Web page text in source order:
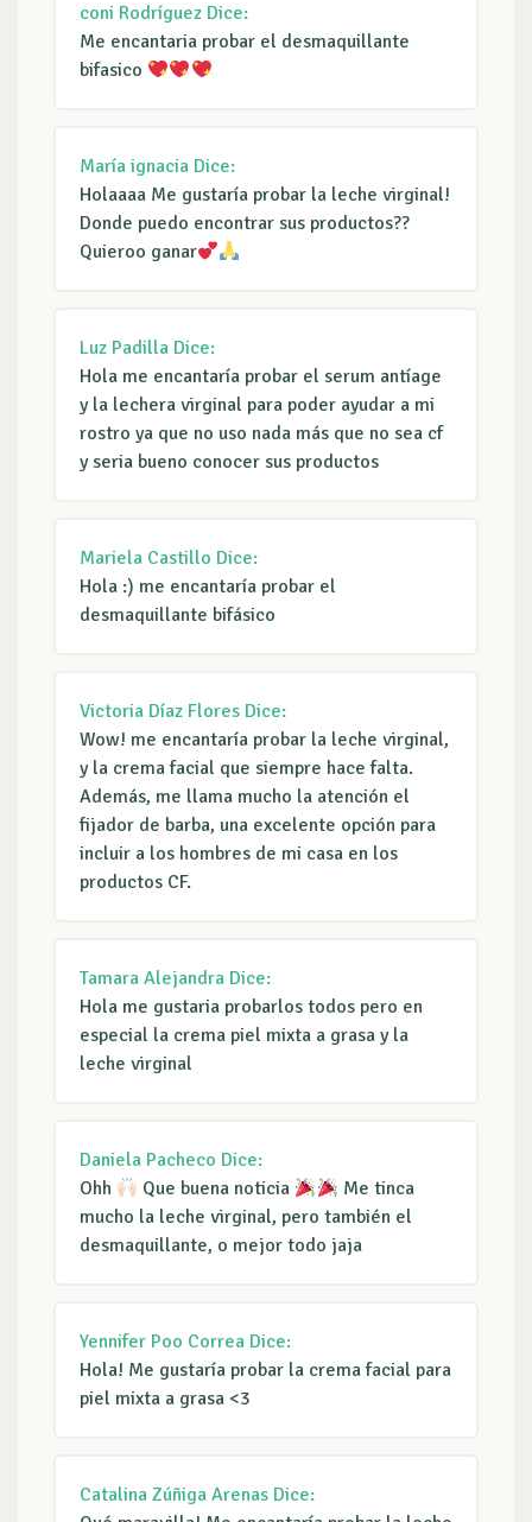
coni Rodríguez Dice:
Me encantaria probar el desmaquillante
bifasico
María ignacia Dice:
Holaaaa Me gustaría probar la leche virginal!
Donde puedo encontrar sus productos??
Quieroo ganar
Luz Padilla Dice:
Hola me encantaría probar el serum antíage
y la lechera virginal para poder ayudar a mi
rostro ya que no uso nada más que no sea cf
y seria bueno conocer sus productos
Mariela Castillo Dice:
Hola :) me encantaría probar el
desmaquillante bifásico
Victoria Díaz Flores Dice:
Wow! me encantaría probar la leche virginal,
y la crema facial que siempre hace falta.
Además, me llama mucho la atención el
fijador de barba, una excelente opción para
incluir a los hombres de mi casa en los
productos CF.
Tamara Alejandra Dice:
Hola me gustaria probarlos todos pero en
especial la crema piel mixta a grasa y la
leche virginal
Daniela Pacheco Dice:
Ohh
Que buena noticia
Me tinca
mucho la leche virginal, pero también el
desmaquillante, o mejor todo jaja
Yennifer Poo Correa Dice:
Hola! Me gustaría probar la crema facial para
piel mixta a grasa <3
Catalina Zúñiga Arenas Dice: